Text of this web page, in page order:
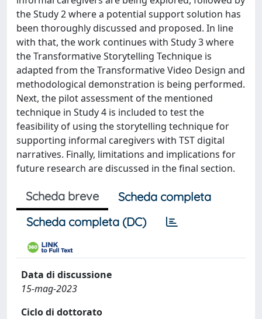
the Study 2 where a potential support solution has
been thoroughly discussed and proposed. In line
with that, the work continues with Study 3 where
the Transformative Storytelling Technique is
adapted from the Transformative Video Design and
methodological demonstration is being performed.
Next, the pilot assessment of the mentioned
technique in Study 4 is included to test the
feasibility of using the storytelling technique for
supporting informal caregivers with TST digital
narratives. Finally, limitations and implications for
future research are discussed in the final section.
Scheda breve
Scheda completa
Scheda completa (DC)
Data di discussione
15-mag-2023
Ciclo di dottorato